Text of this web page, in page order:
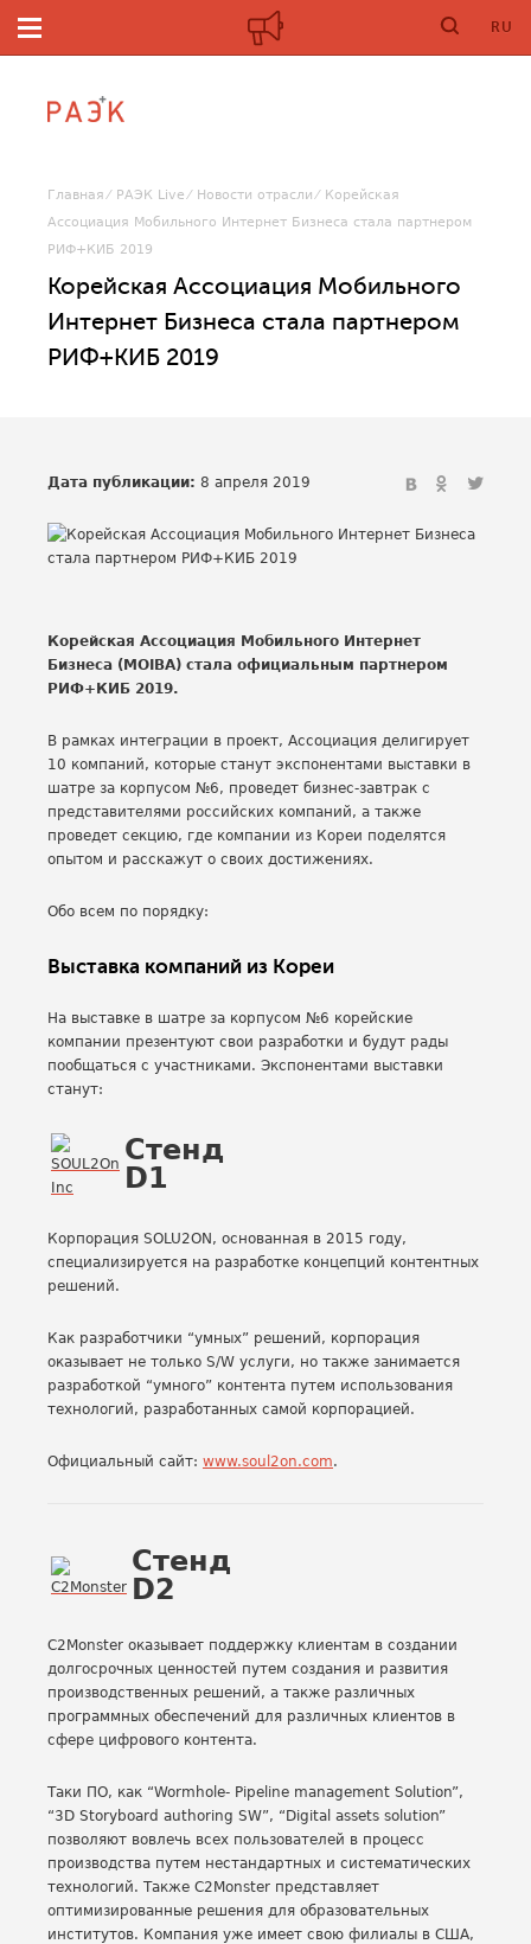
RU
Главная РАЭК Live Новости отрасли
Корейская
Ассоциация Мобильного Интернет Бизнеса стала партнером
РИФ+КИБ 2019
Корейская Ассоциация Мобильного
Интернет Бизнеса стала партнером
РИФ+КИБ 2019
Дата публикации: 8 апреля 2019
Корейская Ассоциация Мобильного Интернет
Бизнеса (MOIBA) стала официальным партнером
РИФ+КИБ 2019.
В рамках интеграции в проект, Ассоциация делигирует
10 компаний, которые станут экспонентами выставки в
шатре за корпусом №6, проведет бизнес-завтрак с
представителями российских компаний, а также
проведет секцию, где компании из Кореи поделятся
опытом и расскажут о своих достижениях.
Обо всем по порядку:
Выставка компаний из Кореи
На выставке в шатре за корпусом №6 корейские
компании презентуют свои разработки и будут рады
пообщаться с участниками. Экспонентами выставки
станут:
Стенд
D1
Корпорация SOLU2ON, основанная в 2015 году,
специализируется на разработке концепций контентных
решений.
Как разработчики “умных” решений, корпорация
оказывает не только S/W услуги, но также занимается
разработкой “умного” контента путем использования
технологий, разработанных самой корпорацией.
Официальный сайт: www.soul2on.com.
Стенд
D2
C2Monster оказывает поддержку клиентам в создании
долгосрочных ценностей путем создания и развития
производственных решений, а также различных
программных обеспечений для различных клиентов в
сфере цифрового контента.
Таки ПО, как “Wormhole- Pipeline management Solution”,
“3D Storyboard authoring SW”, “Digital assets solution”
позволяют вовлечь всех пользователей в процесс
производства путем нестандартных и систематических
технологий. Также C2Monster представляет
оптимизированные решения для образовательных
институтов. Компания уже имеет свою филиалы в США,